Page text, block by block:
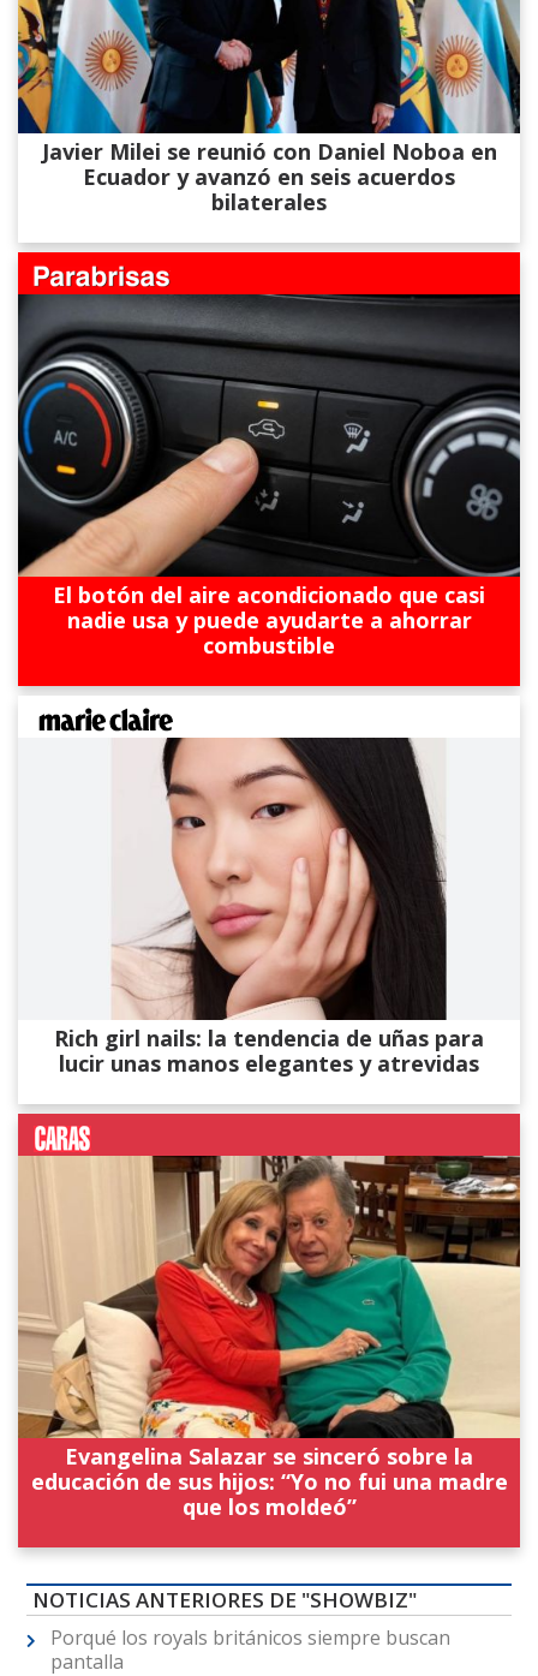
Javier Milei se reunió con Daniel Noboa en
Ecuador y avanzó en seis acuerdos
bilaterales
El botón del aire acondicionado que casi
nadie usa y puede ayudarte a ahorrar
combustible
Rich girl nails: la tendencia de uñas para
lucir unas manos elegantes y atrevidas
Evangelina Salazar se sinceró sobre la
educación de sus hijos: “Yo no fui una madre
que los moldeó”
NOTICIAS ANTERIORES DE "SHOWBIZ"
Porqué los royals británicos siempre buscan
pantalla